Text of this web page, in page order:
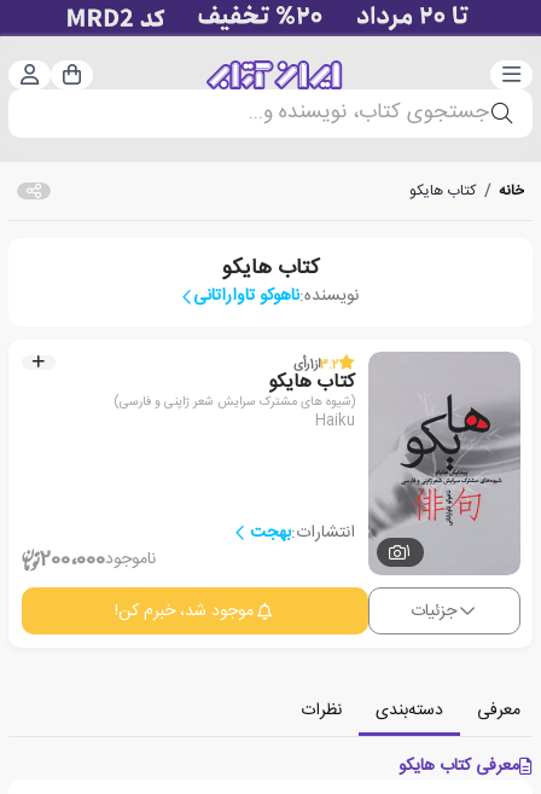
دسته‌بندی سبد
جستجوی کتاب، نویسنده و...
خانه / کتاب هایکو
کتاب هایکو
نویسنده:ناهوکو تاواراتانی
1
3.2از1رأی
کتاب هایکو
(شیوه های مشترک سرایش شعر ژاپنی و فارسی)
Haiku
انتشارات:بهجت
ناموجود200،000
جزئیات موجود شد، خبرم کن!
معرفی دسته‌بندی
نظرات
معرفی کتاب هایکو